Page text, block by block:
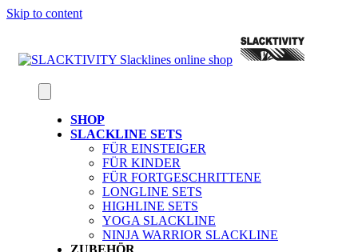
Skip to content
SHOP
SLACKLINE SETS
FÜR EINSTEIGER
FÜR KINDER
FÜR FORTGESCHRITTENE
LONGLINE SETS
HIGHLINE SETS
YOGA SLACKLINE
NINJA WARRIOR SLACKLINE
ZUBEHÖR